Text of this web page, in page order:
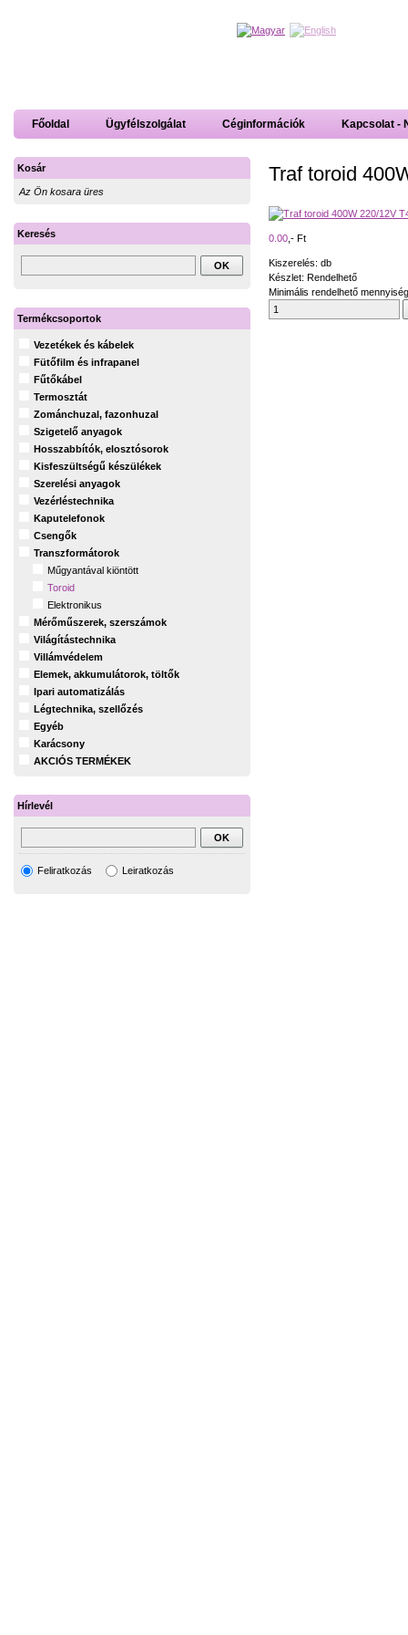
Főoldal Ügyfélszolgálat Céginformációk Kapcsolat -
Traf toroid
0.00 ,- Ft
Kiszerelés: db
Készlet: Rendelhető
Minimális rendelhető
Kosár
Az Ön kosara üres
Keresés
Termékcsoportok
Vezetékek és kábelek
Fütőfilm és infrapanel
Fűtőkábel
Termosztát
Zománchuzal, fazonhuzal
Szigetelő anyagok
Hosszabbítók, elosztósorok
Kisfeszültségű készülékek
Szerelési anyagok
Vezérléstechnika
Kaputelefonok
Csengők
Transzformátorok
Műgyantával kiöntött
Toroid
Elektronikus
Mérőműszerek, szerszámok
Világítástechnika
Villámvédelem
Elemek, akkumulátorok, töltők
Ipari automatizálás
Légtechnika, szellőzés
Egyéb
Karácsony
AKCIÓS TERMÉKEK
Hírlevél
Feliratkozás Leiratkozás